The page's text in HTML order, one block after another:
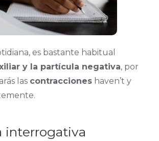
es bastante habitual
y la partícula negativa, por
las contraccioneshaven’t y
interrogativa